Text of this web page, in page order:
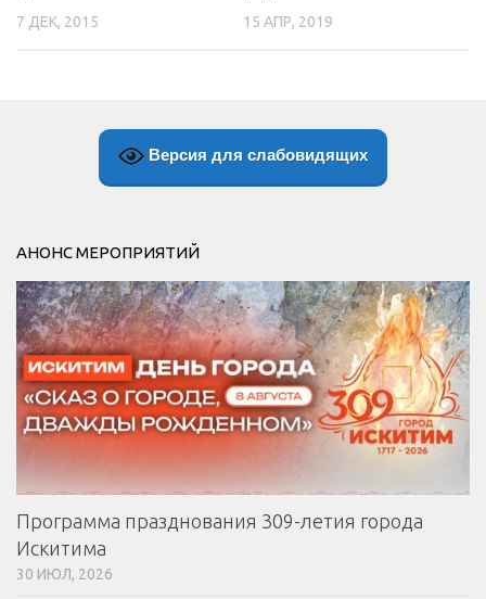
7 ДЕК, 2015 15 АПР, 2019
Версия для слабовидящих
АНОНС МЕРОПРИЯТИЙ
Программа празднования 309-летия города
Искитима
30 ИЮЛ, 2026